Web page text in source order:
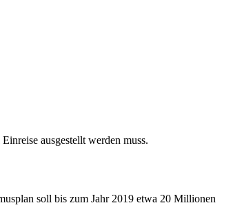
ausgestellt werden muss.
soll bis zum Jahr 2019 etwa 20 Millionen